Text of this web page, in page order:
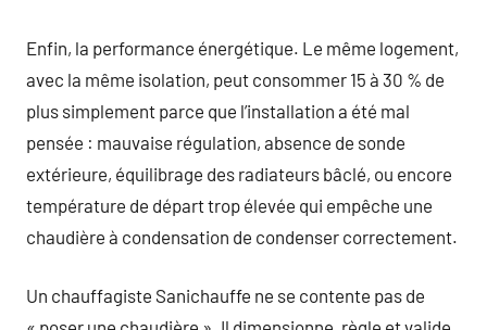
Enfin, la performance énergétique. Le même logement,
avec la même isolation, peut consommer 15 à 30 % de
plus simplement parce que l’installation a été mal
pensée : mauvaise régulation, absence de sonde
extérieure, équilibrage des radiateurs bâclé, ou encore
température de départ trop élevée qui empêche une
chaudière à condensation de condenser correctement.
Un chauffagiste Sanichauffe ne se contente pas de